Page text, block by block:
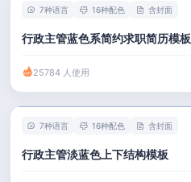
7种语言 16种配色 含封面
行政主管蓝色系简约求职简历模板
25784 人使用
7种语言 16种配色 含封面
行政主管淡蓝色上下结构模板